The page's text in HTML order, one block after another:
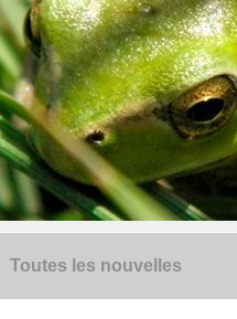
Toutes les nouvelles